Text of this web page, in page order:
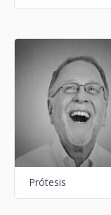
Prótesis